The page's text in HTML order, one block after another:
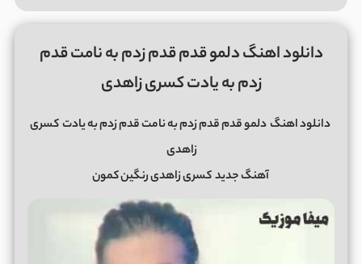
دانلود اهنگ دلمو قدم قدم زدم به نامت قدم
زدم به یادت کسری زاهدی
دانلود اهنگدلمو قدم قدم زدم به نامت قدم زدم به یادتکسری
زاهدی
آهنگ جدیدکسری زاهدی رنگین کمون